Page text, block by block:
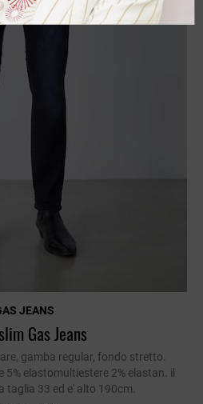
JEANS
Gas Jeans
gamba regular, fondo stretto.
elastomultiestere 2% elastan. il
taglia 33 ed e' alto 190cm.